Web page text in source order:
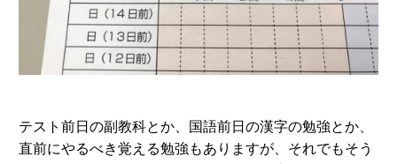
テスト前日の副教科とか、国語前日の漢字の勉強とか、
直前にやるべき覚える勉強もありますが、それでもそう